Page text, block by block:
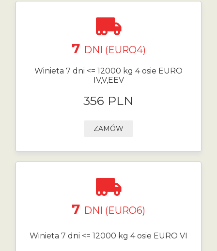
7 DNI (EURO4)
Winieta 7 dni <= 12000 kg 4 osie EURO
IV,V,EEV
356 PLN
ZAMÓW
7 DNI (EURO6)
Winieta 7 dni <= 12000 kg 4 osie EURO VI